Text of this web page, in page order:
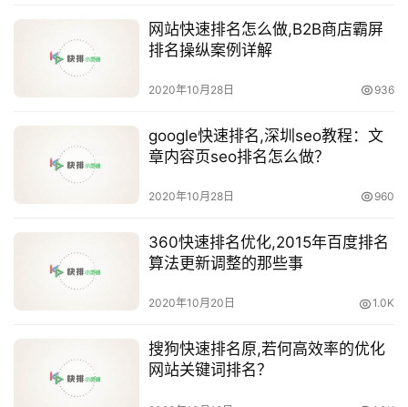
网站快速排名怎么做,B2B商店霸屏
排名操纵案例详解
2020年10月28日 936
google快速排名,深圳seo教程：文
章内容页seo排名怎么做？
2020年10月28日 960
360快速排名优化,2015年百度排名
算法更新调整的那些事
2020年10月20日 1.0K
搜狗快速排名原,若何高效率的优化
网站关键词排名？